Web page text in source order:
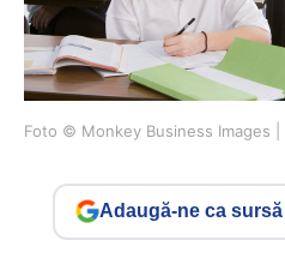
Foto © Monkey Business Images |
Adaugă-ne ca